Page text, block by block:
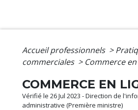
Accueil professionnels >
commerciales > Commerce
COMMERCE EN
Vérifié le 26 Jul 2023 - Direction de
administrative (Première ministre)